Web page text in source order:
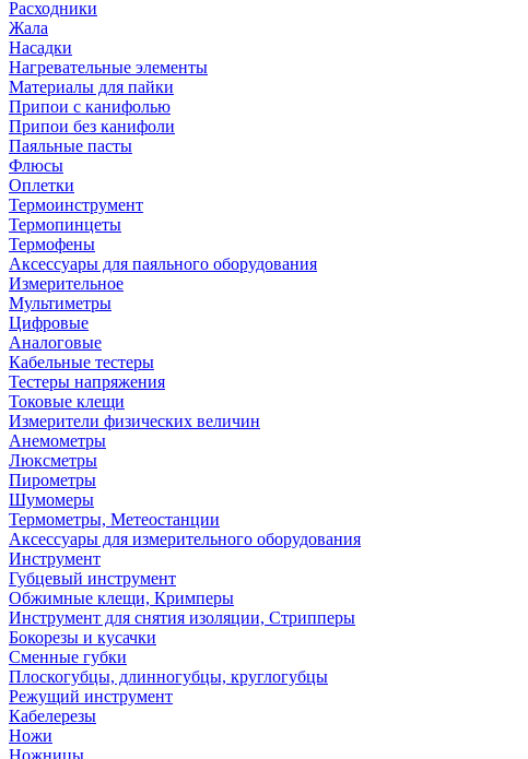
Расходники
Жала
Насадки
Нагревательные элементы
Материалы для пайки
Припои с канифолью
Припои без канифоли
Паяльные пасты
Флюсы
Оплетки
Термоинструмент
Термопинцеты
Термофены
Аксессуары для паяльного оборудования
Измерительное
Мультиметры
Цифровые
Аналоговые
Кабельные тестеры
Тестеры напряжения
Токовые клещи
Измерители физических величин
Анемометры
Люксметры
Пирометры
Шумомеры
Термометры, Метеостанции
Аксессуары для измерительного оборудования
Инструмент
Губцевый инструмент
Обжимные клещи, Кримперы
Инструмент для снятия изоляции, Стрипперы
Бокорезы и кусачки
Сменные губки
Плоскогубцы, длинногубцы, круглогубцы
Режущий инструмент
Кабелерезы
Ножи
Ножницы